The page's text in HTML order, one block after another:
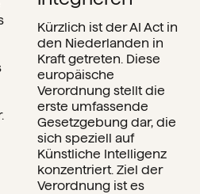
Kürzlich ist der AI Act in
den Niederlanden in
Kraft getreten. Diese
europäische
Verordnung stellt die
erste umfassende
Gesetzgebung dar, die
sich speziell auf
Künstliche Intelligenz
konzentriert. Ziel der
Verordnung ist es